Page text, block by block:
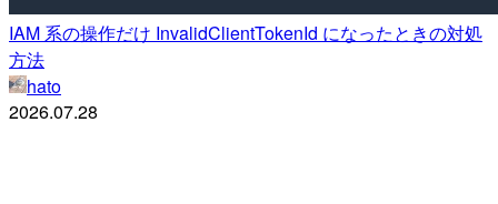
IAM 系の操作だけ InvalidClientTokenId になったときの対処
方法
hato
2026.07.28